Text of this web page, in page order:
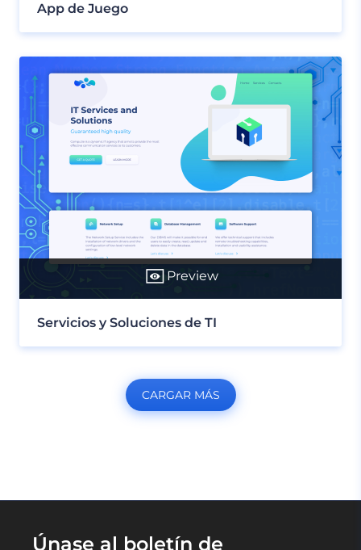
App de Juego
Preview
Servicios y Soluciones de TI
CARGAR MÁS
Únase al boletín de